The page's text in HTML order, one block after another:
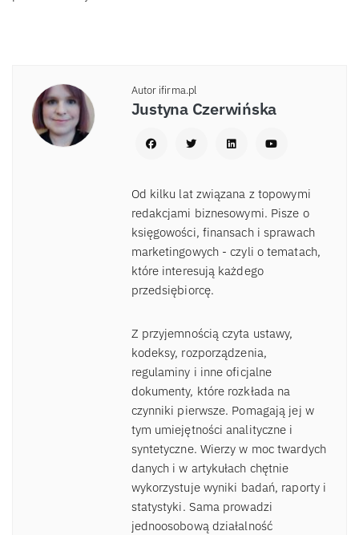
Autor ifirma.pl
Justyna Czerwińska
Od kilku lat związana z topowymi
redakcjami biznesowymi. Pisze o
księgowości, finansach i sprawach
marketingowych - czyli o tematach,
które interesują każdego
przedsiębiorcę.
Z przyjemnością czyta ustawy,
kodeksy, rozporządzenia,
regulaminy i inne oficjalne
dokumenty, które rozkłada na
czynniki pierwsze. Pomagają jej w
tym umiejętności analityczne i
syntetyczne. Wierzy w moc twardych
danych i w artykułach chętnie
wykorzystuje wyniki badań, raporty i
statystyki. Sama prowadzi
jednoosobową działalność